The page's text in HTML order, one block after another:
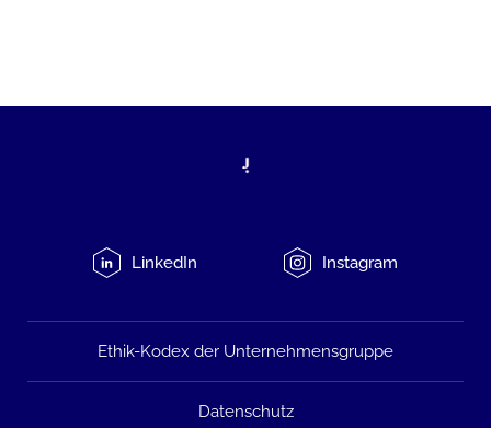
LinkedIn Instagram
Ethik-Kodex der Unternehmensgruppe
Datenschutz